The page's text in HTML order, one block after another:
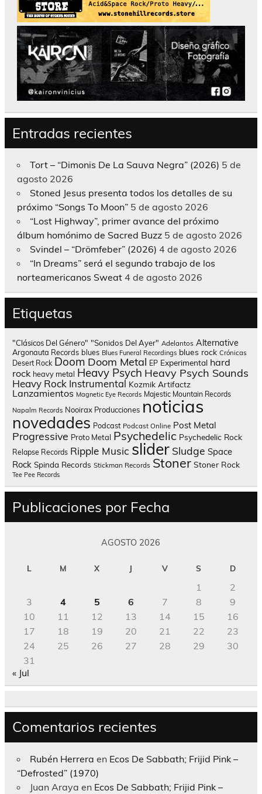
Entradas recientes
Tort – “Dimonis De La Sauva Negra” (2026) 5 de
agosto 2026
Stoned Jesus presenta todos los detalles de su
próximo “Songs To Moon” 5 de agosto 2026
“Lost Highway”, primer avance del próximo
álbum homónimo de Sacred Buzz 5 de agosto 2026
Svindel – “Drömfeber” (2026) 4 de agosto 2026
“In Dreams” será el segundo trabajo de los
norteamericanos Sweat 4 de agosto 2026
Etiquetas
"Clásicos Del Género" "Sonidos Del Ayer" Adelantos Alternative
Argonauta Records blues Blues Funeral Recordings blues rock Crónicas
Desert Rock Doom Doom Metal EP Experimental hard
rock heavy metal Heavy Psych Heavy Psych Sounds
Heavy Rock Instrumental Kozmik Artifactz
Lanzamientos Magnetic Eye Records Majestic Mountain Records
Napalm Records Nooirax Producciones noticias
novedades Podcast Podcast Online Post Metal
Progressive Proto Metal Psychedelic Psychedelic Rock
Relapse Records Ripple Music slider Sludge Space
Rock Spinda Records Stickman Records Stoner Stoner Rock
Tee Pee Records
Publicaciones por Fecha
AGOSTO 2026
L M X J V S D
1
2
3
4 5 6 7 8
9
10
11 12 13 14 15
16
17
18 19 20 21 22
23
24
25 26 27 28 29
30
31
« Jul
Comentarios recientes
Rubén Herrera en Ecos De Sabbath; Frijid Pink –
“Defrosted” (1970)
Juan Araya en Ecos De Sabbath; Frijid Pink –